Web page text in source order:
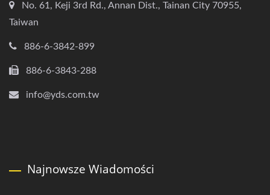
No. 61, Keji 3rd Rd., Annan Dist., Tainan City 70955,
Taiwan
886-6-3842-899
886-6-3843-288
info@yds.com.tw
Najnowsze Wiadomości